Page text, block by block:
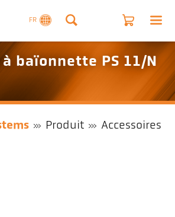
FR
baïonnette PS 11/N
Produit Accessoires